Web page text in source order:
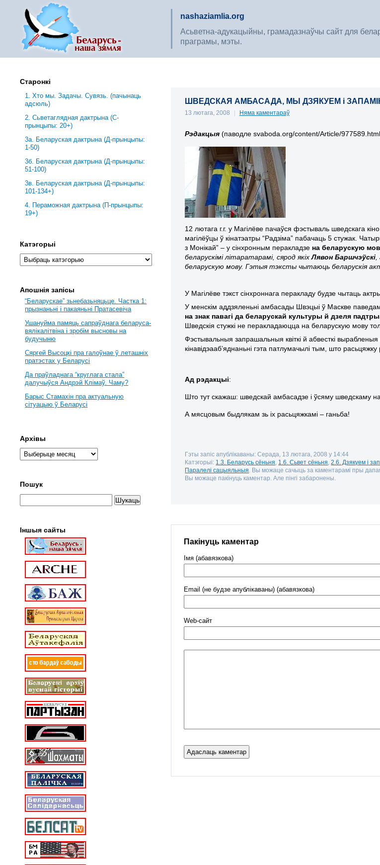
nashaziamlia.org
Асьветна-адукацыйны, грамадазнаўчы сайт для
праграмы, мэты.
ШВЕДСКАЯ АМБАСАДА, МЫ ДЗЯКУЕМ і
13 лютага, 2008 | Няма каментараў
Рэдакцыя (паводле svaboda.org/content/Article/
12 лютага г.г. у Магілёве пачаўся фэстываль шведскага
магілёўцы ў кінатэатры “Радзіма” пабачаць5 стужак.
з Монікай” – у сінхронным перакладзе на беларускую
беларускімі літаратарамі, сярод якіхЛявон Баршчэўскі
беларускую мову. Гэтыя тэксты чытаюць беларускія
У Магілёве тэкст сінхроннага перакладу будзе чытаць
У менскім аддзяленьні амбасады Швэцыі ў Маскве
на знак павагі да беларускай культуры й дзеля
Шведскія стужкі не перакладаюцца на беларускую мову
Фэстывальныя запрашальныя квіткі й абвесткі
кінавідэааб’яднаньні гэта патлумачылі тым, што
Ад рэдакцыі:
Што тут скажаш: шведскай амбасадзе і ўсяму шведскаму
А мясцовым быдлякам зь іх расьцяжкамі – ганьба!
Гэты запіс апублікаваны: Серада, 13 лютага, 2008 у 14:44
Катэгорыі: 1.3. Беларусь сёньня 1.6. Сьвет сёньня ,2.6. Дзякуем і
Паралелі сацыяльныя
. Вы можаце сачыць за каментарамі пры
Вы можаце пакінуць каментар. Але пінгі забаронены.
Пакінуць каментар
Імя (абавязкова)
Email (не будзе апублікаваны) (абавязкова)
Web-cайт
Старонкі
1. Хто мы. Задачы. Сувязь. (пачынаць
адсюль)
2. Сьветаглядная дактрына (С-
прынцыпы: 20+)
3a. Беларуская дактрына (Д-прынцыпы:
1-50)
3б. Беларуская дактрына (Д-прынцыпы:
51-100)
3в. Беларуская дактрына (Д-прынцыпы:
101-134+)
4. Пераможная дактрына (П-прынцыпы:
19+)
Катэгорыі
Апошнія запісы
“Беларускае” зьнебазьняцьце. Частка 1:
прызнаньні і пакаяньні Пратасевіча
Ушануйма памяць сапраўднага беларуса-
вялікалітвіна і зробім высновы на
будучыню
Сяргей Высоцкі пра галоўнае ў леташніх
пратэстах у Беларусі
Да праўладнага “круглага стала”
далучыўся Андрэй Клімаў. Чаму?
Барыс Стамахін пра актуальную
сітуацыю ў Беларусі
Архівы
Пошук
Іншыя сайты